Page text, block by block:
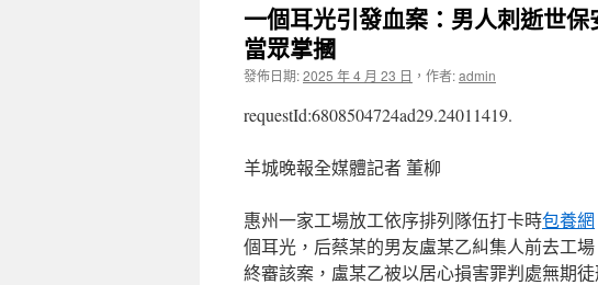
一個耳光引發血案：男人刺逝世
當眾掌摑
發佈日期:2025 年 4 月 23 日 ， 作者:admin
requestId:6808504724ad29.24011419.
羊城晚報全媒體記者 董柳
惠州一家工場放工依序排列隊伍打卡時包養網
個耳光，后蔡某的男友盧某乙糾集人前去工
終審該案，盧某乙被以居心損害罪判處無期